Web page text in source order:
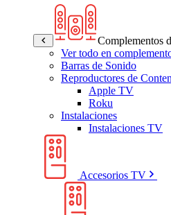
Complementos
Ver todo en
Barras de Sonido
Reproductores de
Apple TV
Roku
Instalaciones
Instalaciones TV
Accesorios TV